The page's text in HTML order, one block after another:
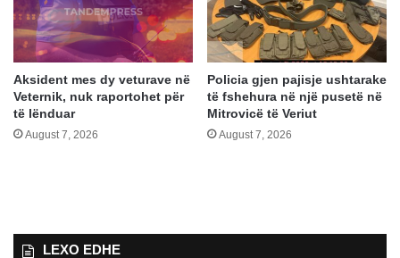
Aksident mes dy veturave në
Veternik, nuk raportohet për
të lënduar
August 7, 2026
Policia gjen pajisje ushtarake
të fshehura në një pusetë në
Mitrovicë të Veriut
August 7, 2026
LEXO EDHE